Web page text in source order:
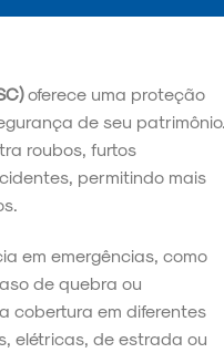
oferece uma proteção
de seu patrimônio.
roubos, furtos
permitindo mais
em emergências, como
de quebra ou
cobertura em diferentes
elétricas, de estrada ou